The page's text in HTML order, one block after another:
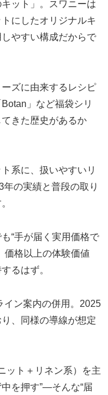
ット」。スワニーは
にしたオリジナルキ
やすい構成だからで
ズに由来するレシピ
」など福袋シリ
きた歴史があるか
系に、扱いやすいリ
の実績と普段の取り
“手が届く実用価格で
価格以上の体験価値
るはず。
ン案内の併用。2025
、同様の導線が想定
ット＋リネン系）を主
を押す”—そんな“届